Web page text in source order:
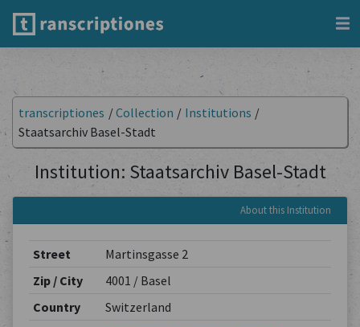
transcriptiones /Collection / Institutions /
Staatsarchiv Basel-Stadt
Institution: Staatsarchiv Basel-Stadt
About this Institution
Street
Martinsgasse 2
Zip / City
4001 / Basel
Country
Switzerland